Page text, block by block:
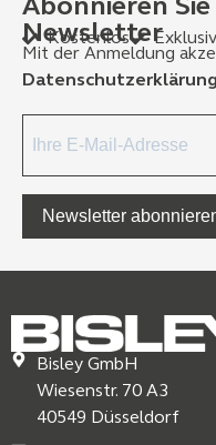
Abonnieren
Newsletter
Kostenlos
Mit der Anmeldung
Datenschutzerklärung
Newsletter
Bisley GmbH
Wiesenstr. 70 A3
40549 Düsseldorf